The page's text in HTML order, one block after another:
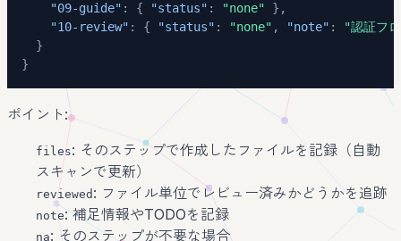
"09-guide" : { "status" : "none" } ,
"10-review" : { "status" : "none" , "note" :
"認証フ
}
}
ポイント:
files: そのステップで作成したファイルを記録（自動
スキャンで更新）
reviewed : ファイル単位でレビュー済みかどうかを追跡
note: 補足情報やTODOを記録
na: そのステップが不要な場合